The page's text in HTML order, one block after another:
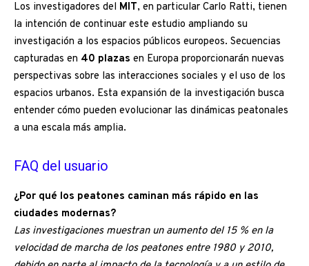
Los investigadores del MIT, en particular Carlo Ratti, tienen
la intención de continuar este estudio ampliando su
investigación a los espacios públicos europeos. Secuencias
capturadas en 40 plazas en Europa proporcionarán nuevas
perspectivas sobre las interacciones sociales y el uso de los
espacios urbanos. Esta expansión de la investigación busca
entender cómo pueden evolucionar las dinámicas peatonales
a una escala más amplia.
FAQ del usuario
¿Por qué los peatones caminan más rápido en las
ciudades modernas?
Las investigaciones muestran un aumento del 15 % en la
velocidad de marcha de los peatones entre 1980 y 2010,